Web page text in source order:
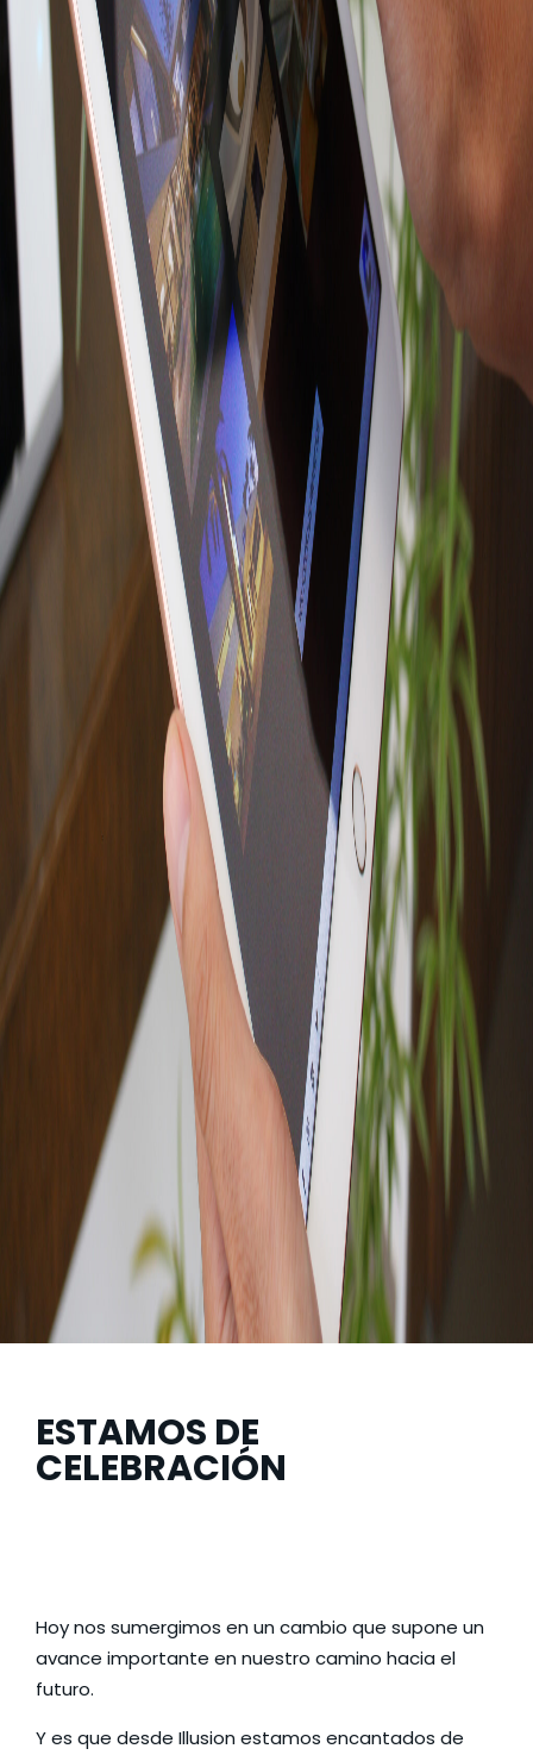
ESTAMOS DE
CELEBRACIÓN
Hoy nos sumergimos en un cambio que supone un
avance importante en nuestro camino hacia el
futuro.
Y es que desde Illusion estamos encantados de